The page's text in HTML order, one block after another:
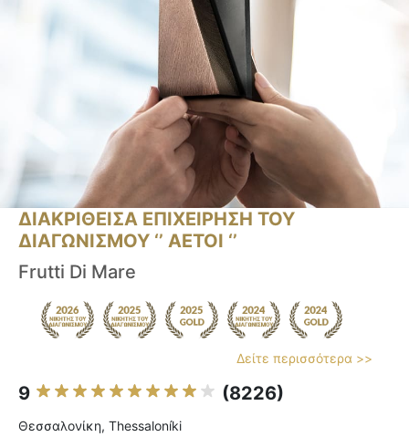
ΔΙΑΚΡΙΘΕΙΣΑ ΕΠΙΧΕΙΡΗΣΗ ΤΟΥ
ΔΙΑΓΩΝΙΣΜΟΥ ‘’ ΑΕΤΟΙ ‘’
Frutti Di Mare
Δείτε περισσότερα >>
9 (8226)
Θεσσαλονίκη, Thessaloníki